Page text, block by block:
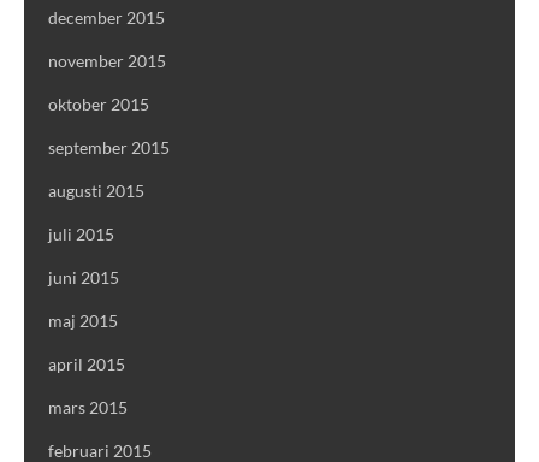
december 2015
november 2015
oktober 2015
september 2015
augusti 2015
juli 2015
juni 2015
maj 2015
april 2015
mars 2015
februari 2015